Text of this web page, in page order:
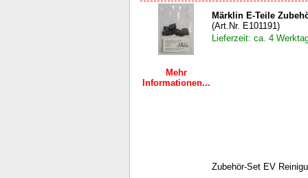
Mehr
Informationen...
Märklin E-Teile
(Art.Nr. E101191)
Lieferzeit: ca. 4
Zubehör-Set EV